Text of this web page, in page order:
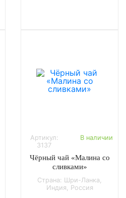
Артикул:
3137
В наличии
Чёрный чай «Малина со
сливками»
Страна: Шри-Ланка,
Индия, Россия